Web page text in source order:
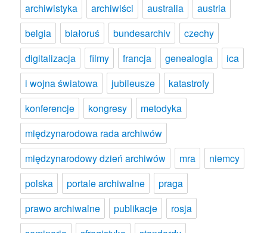
archiwistyka
archiwiści australia
austria
belgia
białoruś bundesarchiv
czechy
digitalizacja
filmy francja genealogia
ica
i wojna światowa
jubileusze
katastrofy
konferencje
kongresy
metodyka
międzynarodowa rada archiwów
międzynarodowy dzień archiwów
mra
niemcy
polska
portale archiwalne
praga
prawo archiwalne
publikacje
rosja